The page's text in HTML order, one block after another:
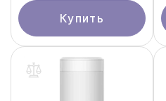
Купить